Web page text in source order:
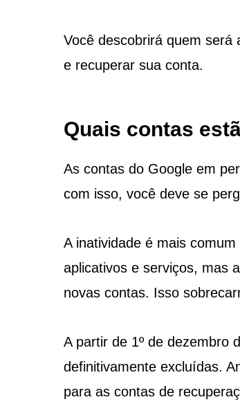
Você descobrirá quem
e recuperar sua conta.
Quais contas
As contas do Google em
com isso, você deve se
A inatividade é mais
aplicativos e serviços, mas
novas contas. Isso
A partir de 1º de dezembro
definitivamente excluídas.
para as contas de